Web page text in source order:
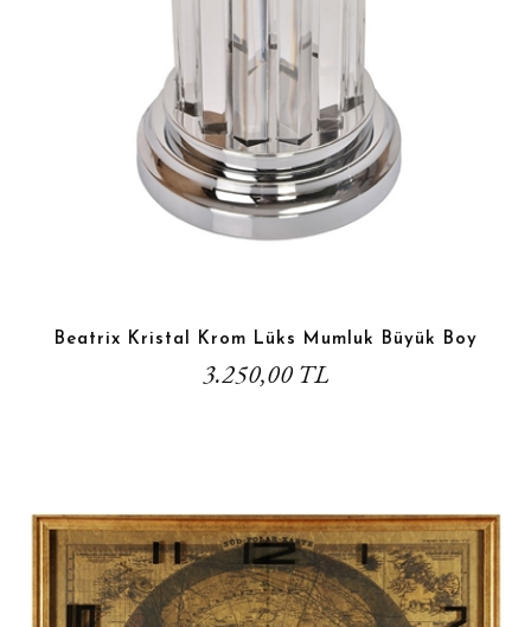
Beatrix Kristal Krom Lüks Mumluk Büyük Boy
3.250,00 TL